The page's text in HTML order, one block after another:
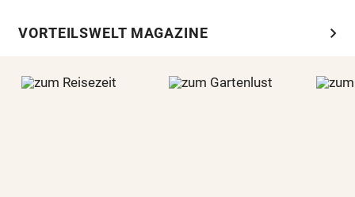
VORTEILSWELT MAGAZINE chevron_right